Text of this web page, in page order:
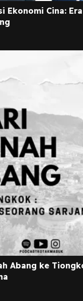
Ekonomi Cina:
Abang ke